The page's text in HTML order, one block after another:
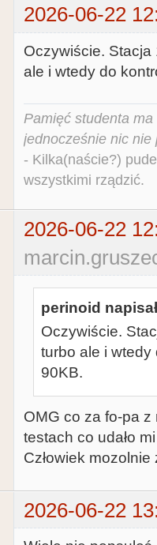
2026-06-22
Oczywiście.
ale i wtedy do
Pamięć studenta
jednocześnie nic nie
- Kilka(naście?)
wszystkimi rządzić.
2026-06-22
perinoid
Oczywiście.
turbo ale i
90KB.
OMG co za fo-pa
testach co udało
Człowiek
2026-06-22